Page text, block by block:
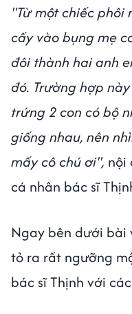
"Từ một chiếc phôi
cấy vào bụng mẹ
đôi thành hai anh
đó. Trường hợp
trứng 2 con có bộ
giống nhau, nên
mấy cô chú ơi", nội
cá nhân bác sĩ
Ngay bên dưới bài
tỏ ra rất ngưỡng
bác sĩ Thịnh với